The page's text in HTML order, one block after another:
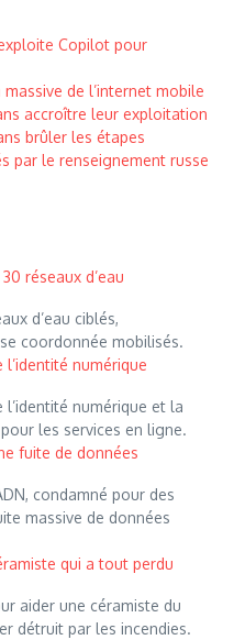
Copilot pour
de l’internet mobile
accroître leur exploitation
brûler les étapes
par le renseignement russe
réseaux d’eau
d’eau ciblés,
coordonnée mobilisés.
l’identité numérique
l’identité numérique et la
les services en ligne.
fuite de données
condamné pour des
massive de données
qui a tout perdu
aider une céramiste du
détruit par les incendies.